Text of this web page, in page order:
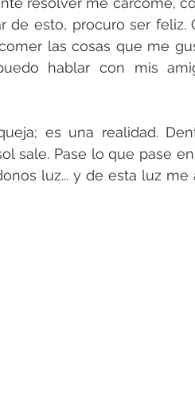
de esto, procuro ser feliz.
las cosas que me
hablar con mis
es una realidad.
sale. Pase lo que pase
luz... y de esta luz me